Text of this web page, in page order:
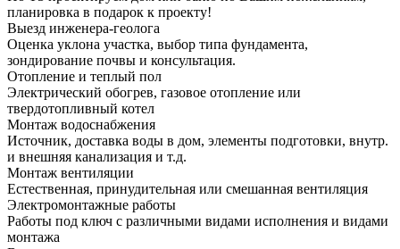
планировка в подарок к проекту!
Выезд инженера-геолога
Оценка уклона участка, выбор типа фундамента,
зондирование почвы и консультация.
Отопление и теплый пол
Электрический обогрев, газовое отопление или
твердотопливный котел
Монтаж водоснабжения
Источник, доставка воды в дом, элементы подготовки, внутр.
и внешняя канализация и т.д.
Монтаж вентиляции
Естественная, принудительная или смешанная вентиляция
Электромонтажные работы
Работы под ключ с различными видами исполнения и видами
монтажа